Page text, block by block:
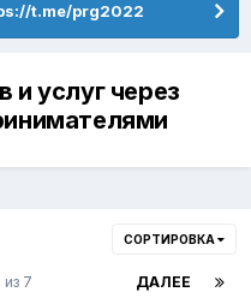
t.me/prg2022
услуг через
СОРТИРОВКА
ДАЛЕЕ
из 7